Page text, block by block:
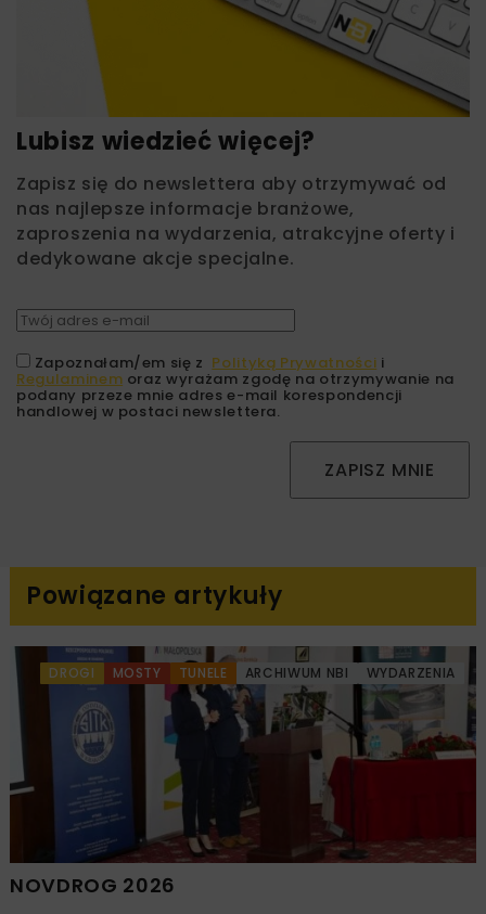
Lubisz wiedzieć więcej?
Zapisz się do newslettera aby otrzymywać od
nas najlepsze informacje branżowe,
zaproszenia na wydarzenia, atrakcyjne oferty i
dedykowane akcje specjalne.
Zapoznałam/em się z Polityką Prywatności i
Regulaminem oraz wyrażam zgodę na otrzymywanie na
podany przeze mnie adres e-mail korespondencji
handlowej w postaci newslettera.
ZAPISZ MNIE
Powiązane artykuły
DROGI MOSTY TUNELE ARCHIWUM NBI WYDARZENIA
NOVDROG 2026